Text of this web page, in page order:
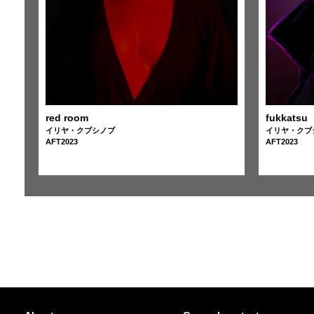
red room
イリヤ・クブシノブ
AFT2023
fukkatsu
イリヤ・クブ
AFT2023